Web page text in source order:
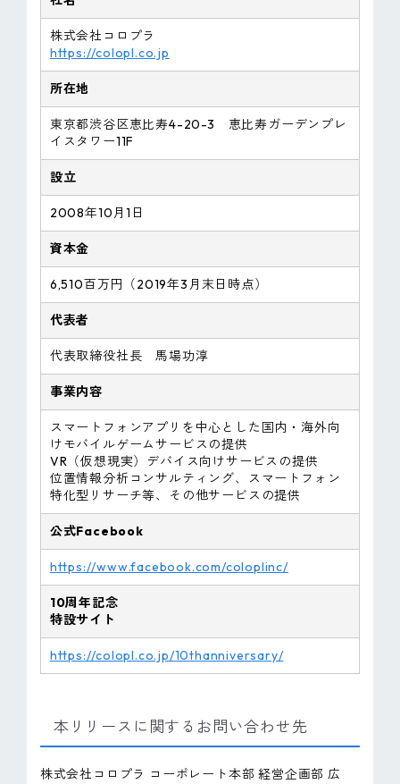
株式会社コロプラ
https://colopl.co.jp
所在地
東京都渋谷区恵比寿4-20-3 恵比寿ガーデンプレ
イスタワー11F
設立
2008年10月1日
資本金
6,510百万円（2019年3月末日時点）
代表者
代表取締役社長 馬場功淳
事業内容
スマートフォンアプリを中心とした国内・海外向
けモバイルゲームサービスの提供
VR（仮想現実）デバイス向けサービスの提供
位置情報分析コンサルティング、スマートフォン
特化型リサーチ等、その他サービスの提供
公式Facebook
https://www.facebook.com/coloplinc/
10周年記念
特設サイト
https://colopl.co.jp/10thanniversary/
本リリースに関するお問い合わせ先
株式会社コロプラ コーポレート本部 経営企画部 広